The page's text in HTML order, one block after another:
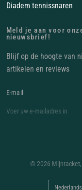
Diadem tennissnaren
Meld je aan voor
nieuwsbrief!
Blijf op de hoogte van
artikelen en reviews
E‑mail
© 2026 Mijnracket,